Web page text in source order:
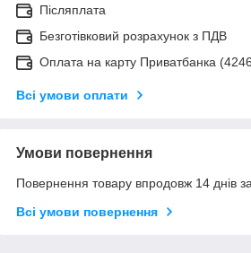
Післяплата
Безготівковий розрахунок з ПДВ
Оплата на карту Приватбанка
Всі умови оплати
Умови повернення
Повернення товару впродовж 14 днів
Всі умови повернення